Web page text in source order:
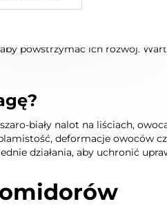
a nawet całkowitej utraty
powstrzymać ich rozwój.
biały nalot na liściach,
deformacje owoców
działania, aby uchronić